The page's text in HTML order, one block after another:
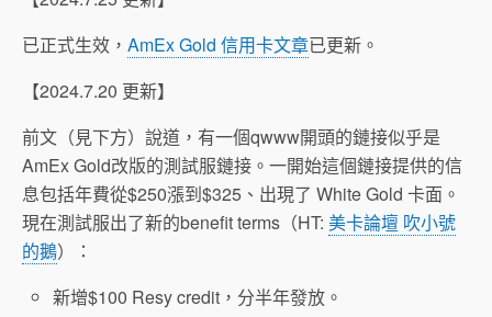
已正式生效， AmEx Gold 信用卡文章已更新。
【2024.7.20 更新】
前文（見下方）說道，有一個qwww開頭的鏈接似乎是
AmEx Gold改版的測試服鏈接。一開始這個鏈接提供的信
息包括年費從$250漲到$325、出現了 White Gold 卡面。
現在測試服出了新的benefit terms（HT: 美卡論壇 吹小號
的鵝）：
新增$100 Resy credit，分半年發放。